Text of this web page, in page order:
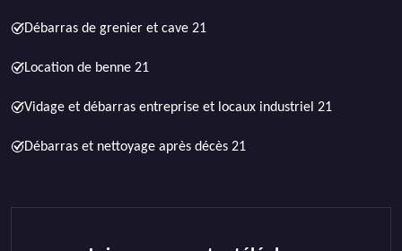
Débarras de grenier et cave 21
Location de benne 21
Vidage et débarras entreprise et locaux industriel 21
Débarras et nettoyage après décès 21